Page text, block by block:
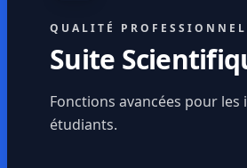
QUALITÉ
Suite
Fonctions avancées pour les
étudiants.